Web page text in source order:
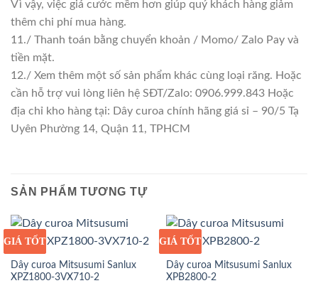
Vì vậy, việc giá cước mềm hơn giúp quý khách hàng giảm
thêm chi phí mua hàng.
11./ Thanh toán bằng chuyển khoản / Momo/ Zalo Pay và
tiền mặt.
12./ Xem thêm một số sản phẩm khác cùng loại răng. Hoặc
cần hỗ trợ vui lòng liên hệ SĐT/Zalo: 0906.999.843 Hoặc
địa chỉ kho hàng tại: Dây curoa chính hãng giá sỉ – 90/5 Tạ
Uyên Phường 14, Quận 11, TPHCM
SẢN PHẨM TƯƠNG TỰ
GIÁ SỈ
GIÁ TỐT
Dây curoa Mitsusumi Sanlux
XPZ1800-3VX710-2
GIÁ SỈ
GIÁ TỐT
Dây curoa Mitsusumi Sanlux
XPB2800-2